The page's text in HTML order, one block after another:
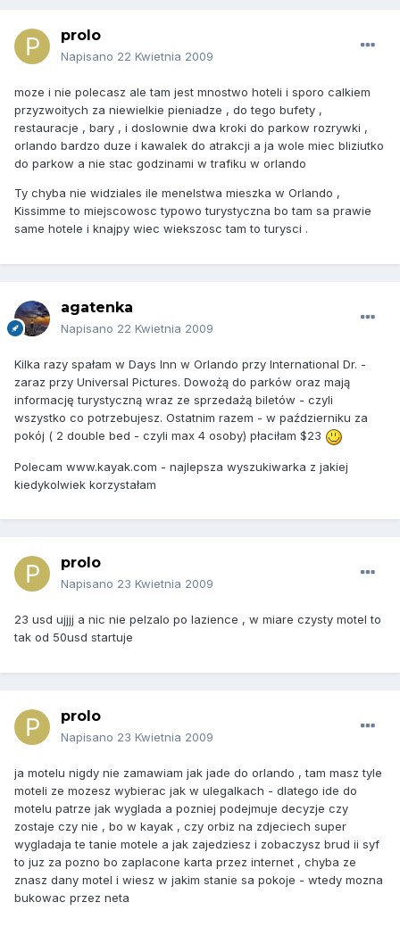
prolo
Napisano 22 Kwietnia 2009
moze i nie polecasz ale tam jest mnostwo hoteli i sporo calkiem
przyzwoitych za niewielkie pieniadze , do tego bufety ,
restauracje , bary , i doslownie dwa kroki do parkow rozrywki ,
orlando bardzo duze i kawalek do atrakcji a ja wole miec bliziutko
do parkow a nie stac godzinami w trafiku w orlando
Ty chyba nie widziales ile menelstwa mieszka w Orlando ,
Kissimme to miejscowosc typowo turystyczna bo tam sa prawie
same hotele i knajpy wiec wiekszosc tam to turysci .
agatenka
Napisano 22 Kwietnia 2009
Kilka razy spałam w Days Inn w Orlando przy International Dr. -
zaraz przy Universal Pictures. Dowożą do parków oraz mają
informację turystyczną wraz ze sprzedażą biletów - czyli
wszystko co potrzebujesz. Ostatnim razem - w październiku za
pokój ( 2 double bed - czyli max 4 osoby) płaciłam $23
Polecam www.kayak.com - najlepsza wyszukiwarka z jakiej
kiedykolwiek korzystałam
prolo
Napisano 23 Kwietnia 2009
23 usd ujjjj a nic nie pelzalo po lazience , w miare czysty motel to
tak od 50usd startuje
prolo
Napisano 23 Kwietnia 2009
ja motelu nigdy nie zamawiam jak jade do orlando , tam masz tyle
moteli ze mozesz wybierac jak w ulegalkach - dlatego ide do
motelu patrze jak wyglada a pozniej podejmuje decyzje czy
zostaje czy nie , bo w kayak , czy orbiz na zdjeciech super
wygladaja te tanie motele a jak zajedziesz i zobaczysz brud ii syf
to juz za pozno bo zaplacone karta przez internet , chyba ze
znasz dany motel i wiesz w jakim stanie sa pokoje - wtedy mozna
bukowac przez neta